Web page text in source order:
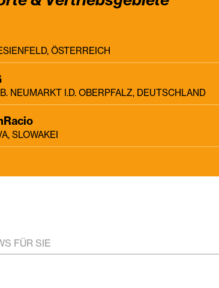
ÖSTERREICH
NEUMARKT I.D. OBERPFALZ, DEUTSCHLAND
SLOWAKEI
FÜR SIE